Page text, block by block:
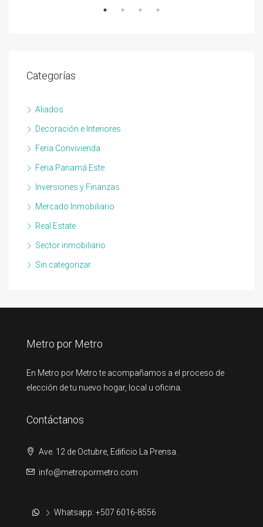
Categorías
Aliados
Decoración e Interiores
Feria Convivienda
Feria Panamá Este
Inversiones y Finanzas
Mercado Inmobiliario
Real Estate
Sector inmobiliario
Sin categorizar
Metro por Metro
En Metro por Metro te acompañamos a el proceso de
elección de tu nuevo hogar, local u oficina.
Contáctanos
Ave. 12 de Octubre, Edificio La Prensa.
info@metropormetro.com
Whatsapp: +507 6016-8556